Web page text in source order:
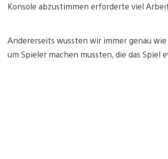
Konsole abzustimmen erforderte viel
Andererseits wussten wir immer genau
um Spieler machen mussten, die das